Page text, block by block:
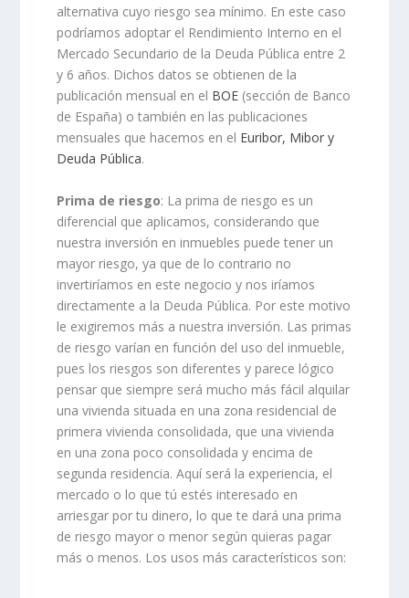
alternativa cuyo riesgo sea mínimo. En este caso
podríamos adoptar el Rendimiento Interno en el
Mercado Secundario de la Deuda Pública entre 2
y 6 años. Dichos datos se obtienen de la
publicación mensual en el BOE (sección de Banco
de España) o también en las publicaciones
mensuales que hacemos en el Euribor, Mibor y
Deuda Pública.
Prima de riesgo: La prima de riesgo es un
diferencial que aplicamos, considerando que
nuestra inversión en inmuebles puede tener un
mayor riesgo, ya que de lo contrario no
invertiríamos en este negocio y nos iríamos
directamente a la Deuda Pública. Por este motivo
le exigiremos más a nuestra inversión. Las primas
de riesgo varían en función del uso del inmueble,
pues los riesgos son diferentes y parece lógico
pensar que siempre será mucho más fácil alquilar
una vivienda situada en una zona residencial de
primera vivienda consolidada, que una vivienda
en una zona poco consolidada y encima de
segunda residencia. Aquí será la experiencia, el
mercado o lo que tú estés interesado en
arriesgar por tu dinero, lo que te dará una prima
de riesgo mayor o menor según quieras pagar
más o menos. Los usos más característicos son: